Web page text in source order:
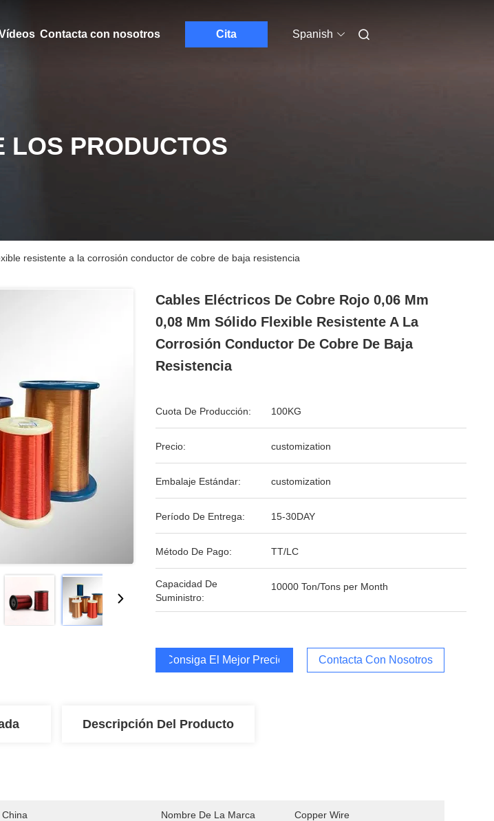
Contacta con nosotros Cita Spanish
LOS PRODUCTOS
resistente a la corrosión conductor de cobre de baja resistencia
Cables Eléctricos De Cobre Rojo 0,06 Mm
0,08 Mm Sólido Flexible Resistente A La
Corrosión Conductor De Cobre De Baja
Resistencia
Cuota De Producción: 100KG
Precio: customization
Embalaje Estándar: customization
Período De Entrega: 15-30DAY
Método De Pago: TT/LC
Capacidad De
Suministro:
10000 Ton/Tons per Month
Consiga El Mejor Precio Contacta Con Nosotros
Descripción Del Producto
China Nombre De La Marca Copper Wire